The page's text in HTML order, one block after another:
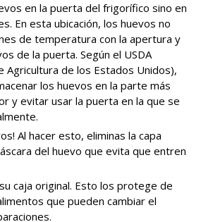
en la puerta del frigorífico sino en
En esta ubicación, los huevos no
de temperatura con la apertura y
de la puerta. Según el USDA
Agricultura de los Estados Unidos),
los huevos en la parte más
y evitar usar la puerta en la que se
Al hacer esto, eliminas la capa
del huevo que evita que entren
caja original. Esto los protege de
que pueden cambiar el